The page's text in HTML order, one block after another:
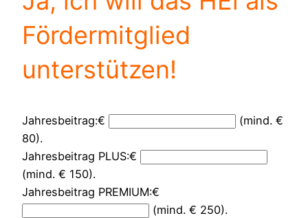
dieses
leer.
Fördermitglied
unterstützen!
Jahresbeitrag:€
(mind. €
80).
Jahresbeitrag PLUS:€
(mind. € 150).
Jahresbeitrag PREMIUM:€
(mind. € 250).